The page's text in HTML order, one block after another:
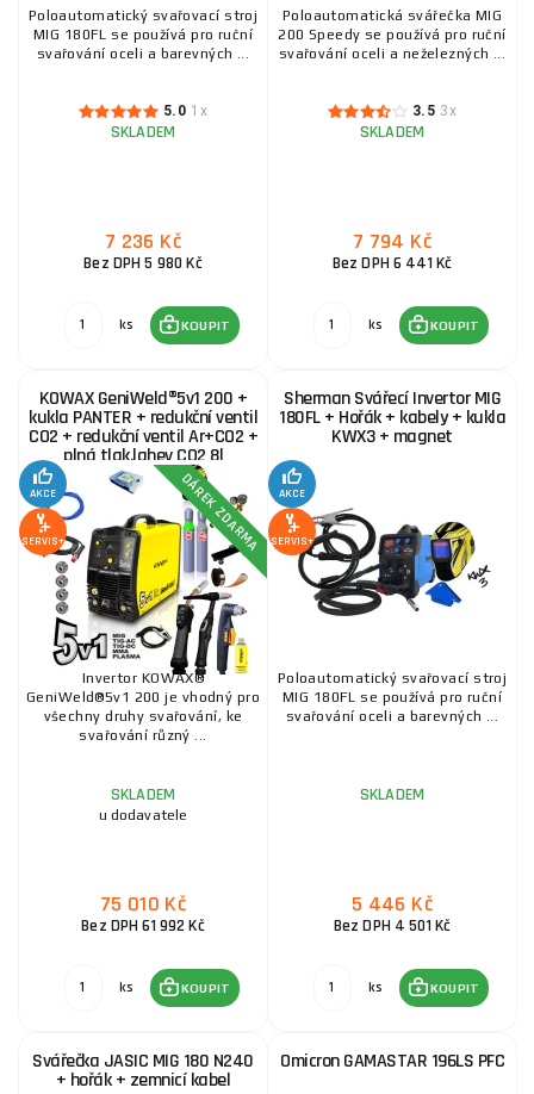
Poloautomatický svařovací stroj
MIG 180FL se používá pro ruční
svařování oceli a barevných ...
5.0 1x
SKLADEM
7 236 Kč
Bez DPH 5 980 Kč
ks KOUPIT
Poloautomatická svářečka MIG
200 Speedy se používá pro ruční
svařování oceli a neželezných ...
3.5 3x
SKLADEM
7 794 Kč
Bez DPH 6 441 Kč
ks KOUPIT
KOWAX GeniWeld®5v1 200 +
kukla PANTER + redukční ventil
CO2 + redukční ventil Ar+CO2 +
plná tlak.lahev CO2 8l
AKCE
SERVIS+ DÁREK ZDARMA
Invertor KOWAX®
GeniWeld®5v1 200 je vhodný pro
všechny druhy svařování, ke
svařování různý ...
SKLADEM
u dodavatele
75 010 Kč
Bez DPH 61 992 Kč
ks KOUPIT
Sherman Svářecí Invertor MIG
180FL + Hořák + kabely + kukla
KWX3 + magnet
AKCE
SERVIS+
Poloautomatický svařovací stroj
MIG 180FL se používá pro ruční
svařování oceli a barevných ...
SKLADEM
5 446 Kč
Bez DPH 4 501 Kč
ks KOUPIT
Svářečka JASIC MIG 180 N240
+ hořák + zemnicí kabel
Omicron GAMASTAR 196LS PFC